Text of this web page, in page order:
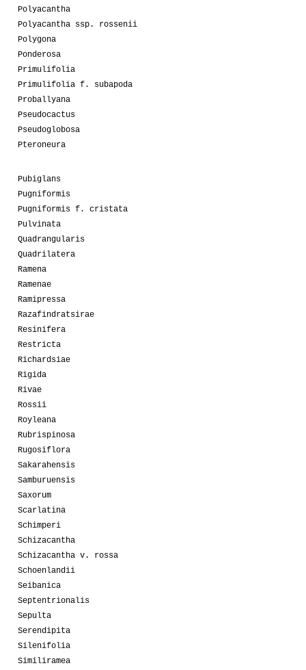
Polyacantha
Polyacantha ssp. rossenii
Polygona
Ponderosa
Primulifolia
Primulifolia f. subapoda
Proballyana
Pseudocactus
Pseudoglobosa
Pteroneura
Pubiglans
Pugniformis
Pugniformis f. cristata
Pulvinata
Quadrangularis
Quadrilatera
Ramena
Ramenae
Ramipressa
Razafindratsirae
Resinifera
Restricta
Richardsiae
Rigida
Rivae
Rossii
Royleana
Rubrispinosa
Rugosiflora
Sakarahensis
Samburuensis
Saxorum
Scarlatina
Schimperi
Schizacantha
Schizacantha v. rossa
Schoenlandii
Seibanica
Septentrionalis
Sepulta
Serendipita
Silenifolia
Similiramea